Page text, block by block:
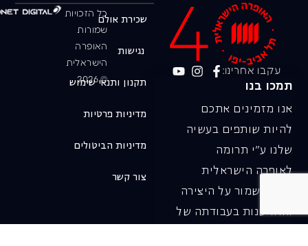
עקבו אחרינו:
תמכו בנו
אנו מזמינים אתכם
להיות שותפים בעשיה
שלנו ע"י תרומה
לאופרה הישראלית
ובכך לשמור על היצירה
והחדשנות בעבודתה של
כל הזכויות
שמורות
האופרה
הישראלית
© 2026
שכירת אולם
נגישות
תקנון ותנאי שימוש
מדיניות פרטיות
מדיניות הביטולים
צור קשר